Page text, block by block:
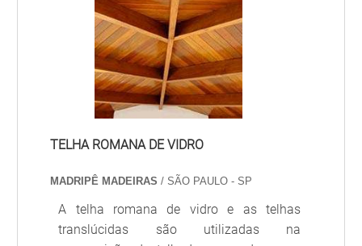
madeira é um tipo de material nobre,
trazendo beleza e ao mesmo tempo,
isenta serviços de manutenção.Portas
TELHA ROMANA DE VIDRO
MADRIPÊ MADEIRAS / SÃO PAULO - SP
A telha romana de vidro e as telhas
translúcidas são utilizadas na